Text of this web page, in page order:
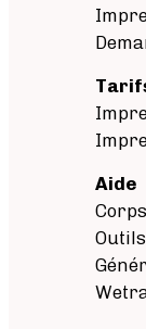
Aide